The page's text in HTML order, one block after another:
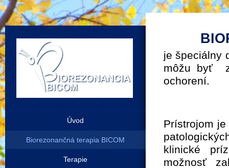
Úvod
Biorezonančná terapia BICOM
Terapie
je špeciálny
môžu byť
ochorení.
Prístrojom
klinické
možnosť